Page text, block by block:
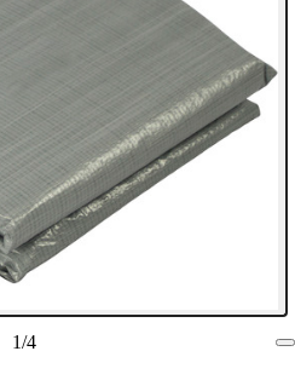
1/4